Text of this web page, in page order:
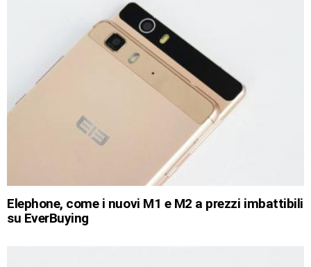
Elephone, come i nuovi M1 e M2 a prezzi imbattibili
su EverBuying